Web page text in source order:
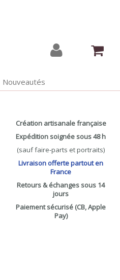
Nouveautés
Création artisanale française
Expédition soignée sous 48 h
(sauf faire-parts et portraits)
Livraison offerte partout en
France
Retours & échanges sous 14
jours
Paiement sécurisé (CB, Apple
Pay)